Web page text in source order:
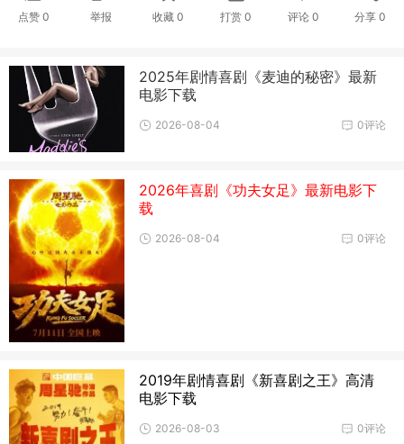
点赞 0 举报 收藏0 打赏 0 评论 0 分享0
2025年剧情喜剧《麦迪的秘密》最新
电影下载
0评论
2026-08-04
2026年喜剧《功夫女足》最新电影下
载
0评论
2026-08-04
2019年剧情喜剧《新喜剧之王》高清
电影下载
0评论
2026-08-03